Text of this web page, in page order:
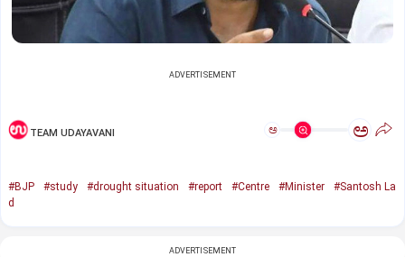
ADVERTISEMENT
TEAM UDAYAVANI ಅ ಅ
#BJP #study #drought situation #report #Centre #Minister
#Santosh La
d
ADVERTISEMENT